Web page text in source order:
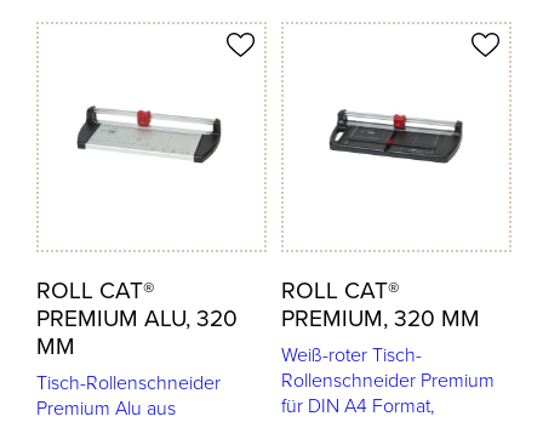
ROLL CAT®
PREMIUM ALU, 320
MM
Tisch-Rollenschneider
Premium Alu aus
merken
ROLL CAT®
PREMIUM, 320 MM
Weiß-roter Tisch-
Rollenschneider Premium
für DIN A4 Format,
Produkt merken